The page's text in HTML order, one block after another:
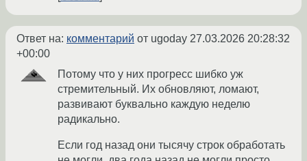
Ответ на: комментарий от ugoday 27.03.2026 20:28:32
+00:00
Потому что у них прогресс шибко уж
стремительный. Их обновляют, ломают,
развивают буквально каждую неделю
радикально.
Если год назад они тысячу строк обработать